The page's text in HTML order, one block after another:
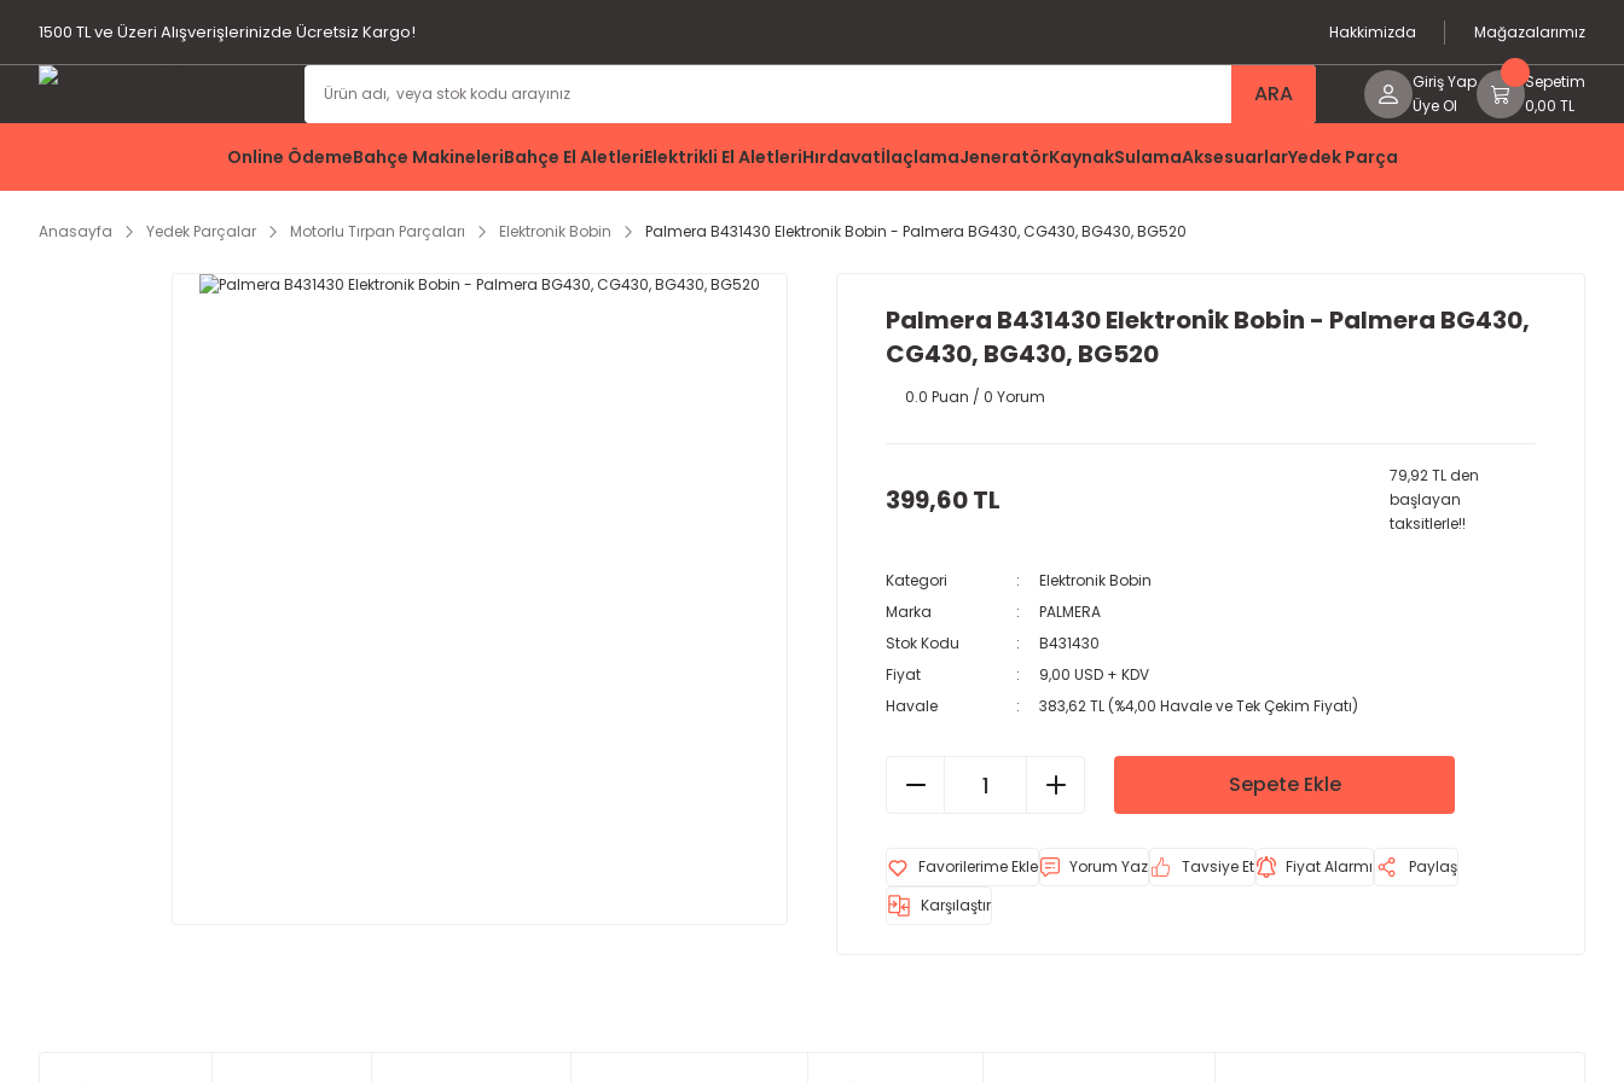
1500 TL ve Üzeri Alışverişlerinizde Ücretsiz Kargo! Hakkimizda Mağazalarımız
ARA
Giriş Yap
Üye Ol
Sepetim
0,00 TL
Online ÖdemeBahçe MakineleriBahçe El AletleriElektrikli El AletleriHırdavatİlaçlamaJeneratörKaynakSulamaAksesuarlarYedek Parça
Anasayfa Yedek Parçalar Motorlu Tırpan Parçaları Elektronik Bobin Palmera B431430 Elektronik Bobin - Palmera BG430, CG430, BG430, BG520
Palmera B431430 Elektronik Bobin - Palmera BG430,
CG430, BG430, BG520
0.0 Puan / 0 Yorum
399,60 TL
79,92 TL den
başlayan
taksitlerle!!
Kategori
Elektronik Bobin
Marka
PALMERA
Stok Kodu
B431430
Fiyat
9,00 USD + KDV
Havale
383,62 TL (%4,00 Havale ve Tek Çekim Fiyatı)
Sepete Ekle
Yorum Yaz Tavsiye Et Fiyat Alarmı
Paylaş
Karşılaştır